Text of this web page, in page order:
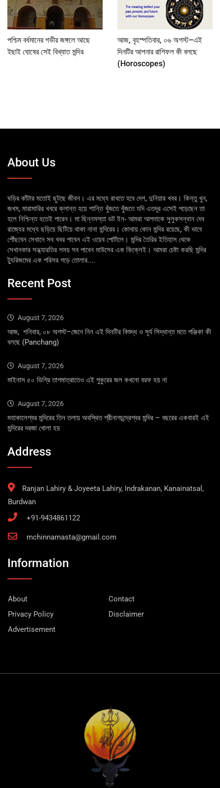
পশ্চিম বর্ধমানের গভীর জঙ্গলে আছে
ইছাই ঘোষের সেই বিখ্যাত মন্দির
আজ, বৃহস্পতিবার, ০৬ অগস্ট–এই
দিনটির আপনার রাশিফল কী বলছে
(Horoscopes)
About Us
ঘড়ির কাঁটার মতোই ছুটছে জীবন। এর মধ্যে রাখতে হবে দেশ, দুনিয়ার খবর। কিন্তু খুন,
জখম, মারামারির খবরে ক্লান্ত হয়ে শান্তি খুঁজতে খুঁজতে যদি এতদূর এসেই পড়েছেন তা
হলে নিশ্চিন্ত হতেই পারেন। মা ছিন্নমস্তা ডট ইন- আমরা আপনাকে সুলুকসন্ধান দেব
রাজ্যের মধ্যে ছড়িয়ে ছিটিয়ে থাকা নানা মন্দিরের। কোথায় কোন মন্দির রয়েছে, কী ভাবে
পৌঁছবেন সেখানে সব খবর পাবেন এই ওয়েব পোর্টালে। মন্দির তৈরির ইতিহাস থেকে
সেখানকার সন্ধ্যারতির সময় সব পাবেন মাউসের এক কিক্লেই। আমরা চেষ্টা করছি মন্দির
ট্যুরিজমের এক পরিসর গড়ে তোলার....
Recent Post
August 7, 2026
আজ, শনিবার, ০৮ অগস্ট–জেনে নিন এই দিনটির বিশুদ্ধ ও সূর্য সিদ্ধান্ত মতে পঞ্জিকা কী
বলছে (Panchang)
August 7, 2026
মাইনাস ৫০ ডিগ্রি তাপমাত্রাতেও এই পুকুরের জল কখনো বরফ হয় না
August 7, 2026
মহাকালেশ্বর মন্দিরের তিন তলায় অবস্থিত শ্রীনাগচন্দ্রেশ্বর মন্দির – বছরের একবারই এই
মন্দিরের দরজা খোলা হয়
Address
Ranjan Lahiry & Joyeeta Lahiry, Indrakanan, Kanainatsal,
Burdwan
+91-9434861122
mchinnamasta@gmail.com
Information
About
Contact
Privacy Policy
Disclaimer
Advertisement